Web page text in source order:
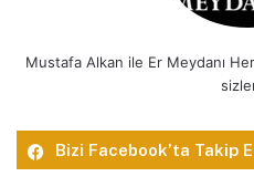
Mustafa Alkan ile Er Meydanı
Bizi Facebook’ta Takip